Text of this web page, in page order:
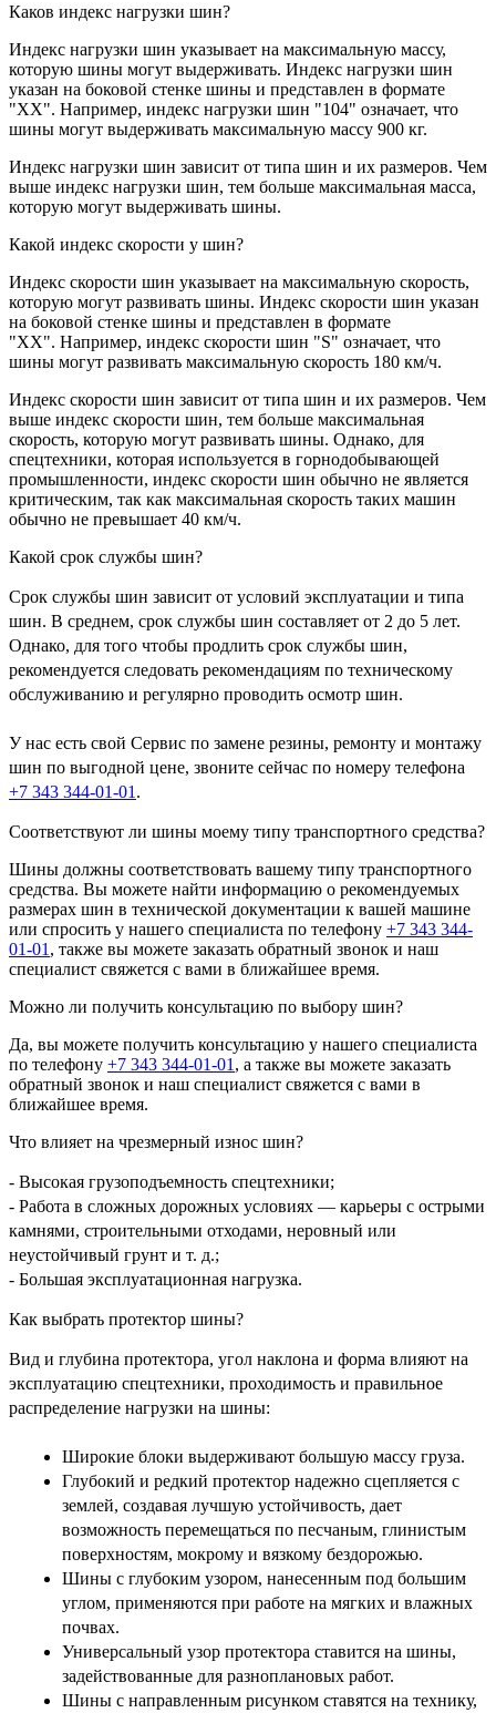
Каков индекс нагрузки шин?
Индекс нагрузки шин указывает на максимальную массу,
которую шины могут выдерживать. Индекс нагрузки шин
указан на боковой стенке шины и представлен в формате
"ХХ". Например, индекс нагрузки шин "104" означает, что
шины могут выдерживать максимальную массу 900 кг.
Индекс нагрузки шин зависит от типа шин и их размеров. Чем
выше индекс нагрузки шин, тем больше максимальная масса,
которую могут выдерживать шины.
Какой индекс скорости у шин?
Индекс скорости шин указывает на максимальную скорость,
которую могут развивать шины. Индекс скорости шин указан
на боковой стенке шины и представлен в формате
"ХХ". Например, индекс скорости шин "S" означает, что
шины могут развивать максимальную скорость 180 км/ч.
Индекс скорости шин зависит от типа шин и их размеров. Чем
выше индекс скорости шин, тем больше максимальная
скорость, которую могут развивать шины. Однако, для
спецтехники, которая используется в горнодобывающей
промышленности, индекс скорости шин обычно не является
критическим, так как максимальная скорость таких машин
обычно не превышает 40 км/ч.
Какой срок службы шин?
Срок службы шин зависит от условий эксплуатации и типа
шин. В среднем, срок службы шин составляет от 2 до 5 лет.
Однако, для того чтобы продлить срок службы шин,
рекомендуется следовать рекомендациям по техническому
обслуживанию и регулярно проводить осмотр шин.
У нас есть свой Сервис по замене резины, ремонту и монтажу
шин по выгодной цене, звоните сейчас по номеру телефона
+7 343 344-01-01 .
Соответствуют ли шины моему типу транспортного средства?
Шины должны соответствовать вашему типу транспортного
средства. Вы можете найти информацию о рекомендуемых
размерах шин в технической документации к вашей машине
или спросить у нашего специалиста по телефону +7 343 344-
01-01 , также вы можете заказать обратный звонок и наш
специалист свяжется с вами в ближайшее время.
Можно ли получить консультацию по выбору шин?
Да, вы можете получить консультацию у нашего специалиста
по телефону +7 343 344-01-01 , а также вы можете заказать
обратный звонок и наш специалист свяжется с вами в
ближайшее время.
Что влияет на чрезмерный износ шин?
- Высокая грузоподъемность спецтехники;
- Работа в сложных дорожных условиях — карьеры с острыми
камнями, строительными отходами, неровный или
неустойчивый грунт и т. д.;
- Большая эксплуатационная нагрузка.
Как выбрать протектор шины?
Вид и глубина протектора, угол наклона и форма влияют на
эксплуатацию спецтехники, проходимость и правильное
распределение нагрузки на шины:
Широкие блоки выдерживают большую массу груза.
Глубокий и редкий протектор надежно сцепляется с
землей, создавая лучшую устойчивость, дает
возможность перемещаться по песчаным, глинистым
поверхностям, мокрому и вязкому бездорожью.
Шины с глубоким узором, нанесенным под большим
углом, применяются при работе на мягких и влажных
почвах.
Универсальный узор протектора ставится на шины,
задействованные для разноплановых работ.
Шины с направленным рисунком ставятся на технику,